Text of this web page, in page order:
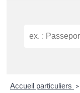
Accueil particuliers >